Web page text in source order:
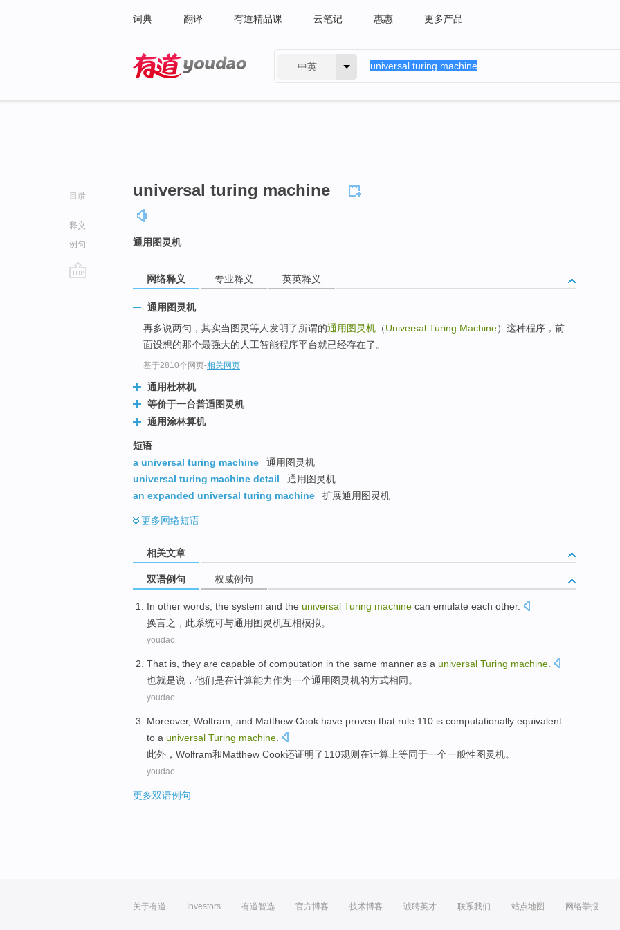
词典 翻译 有道精品课 云笔记 惠惠 更多产品
中英
目录
释义
例句
universal turing machine
通用图灵机
网络释义 专业释义 英英释义
通用图灵机
再多说两句，其实当图灵等人发明了所谓的通用图灵机 （Universal Turing Machine）这种程序，前
面设想的那个最强大的人工智能程序平台就已经存在了。
基于2810个网页-相关网页
通用杜林机
等价于一台普适图灵机
通用涂林算机
短语
a universal turing machine
通用图灵机
universal turing machine detail
通用图灵机
an expanded universal turing machine
扩展通用图灵机
更多网络短语
相关文章
双语例句 权威例句
In other words, the system and the universal Turing machine can emulate each other.
换言之 ， 此系统可与通用 图灵机互相模拟。
youdao
That is they are capable of computation in the same manner as a universal Turing machine
也就是说 ， 他们是在计算能力作为一个通用 图灵机的方式相同 。
youdao
Moreover, Wolfram, and Matthew Cook have proven that rule 110 is computationally equivalent
to a universal Turing machine
此外 ，Wolfram和Matthew Cook还证明了110规则在计算 上等同于一个一般性图灵机。
youdao
更多双语例句
关于有道 Investors 有道智选 官方博客 技术博客 诚聘英才 联系我们 站点地图 网络举报